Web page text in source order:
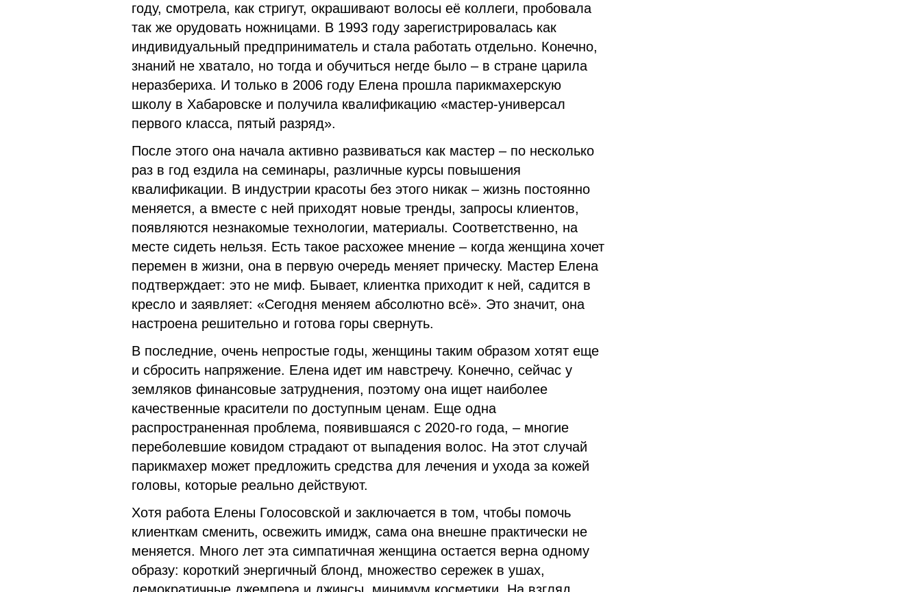
году, смотрела, как стригут, окрашивают волосы её коллеги, пробовала
так же орудовать ножницами. В 1993 году зарегистрировалась как
индивидуальный предприниматель и стала работать отдельно. Конечно,
знаний не хватало, но тогда и обучиться негде было – в стране царила
неразбериха. И только в 2006 году Елена прошла парикмахерскую
школу в Хабаровске и получила квалификацию «мастер-универсал
первого класса, пятый разряд».
После этого она начала активно развиваться как мастер – по несколько
раз в год ездила на семинары, различные курсы повышения
квалификации. В индустрии красоты без этого никак – жизнь постоянно
меняется, а вместе с ней приходят новые тренды, запросы клиентов,
появляются незнакомые технологии, материалы. Соответственно, на
месте сидеть нельзя. Есть такое расхожее мнение – когда женщина хочет
перемен в жизни, она в первую очередь меняет прическу. Мастер Елена
подтверждает: это не миф. Бывает, клиентка приходит к ней, садится в
кресло и заявляет: «Сегодня меняем абсолютно всё». Это значит, она
настроена решительно и готова горы свернуть.
В последние, очень непростые годы, женщины таким образом хотят еще
и сбросить напряжение. Елена идет им навстречу. Конечно, сейчас у
земляков финансовые затруднения, поэтому она ищет наиболее
качественные красители по доступным ценам. Еще одна
распространенная проблема, появившаяся с 2020-го года, – многие
переболевшие ковидом страдают от выпадения волос. На этот случай
парикмахер может предложить средства для лечения и ухода за кожей
головы, которые реально действуют.
Хотя работа Елены Голосовской и заключается в том, чтобы помочь
клиенткам сменить, освежить имидж, сама она внешне практически не
меняется. Много лет эта симпатичная женщина остается верна одному
образу: короткий энергичный блонд, множество сережек в ушах,